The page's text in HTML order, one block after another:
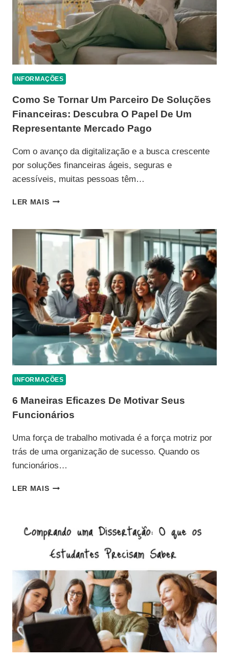
INFORMAÇÕES
Como Se Tornar Um Parceiro De Soluções
Financeiras: Descubra O Papel De Um
Representante Mercado Pago
Com o avanço da digitalização e a busca crescente
por soluções financeiras ágeis, seguras e
acessíveis, muitas pessoas têm…
LER MAISCOMO
UM
PARCEIRO
FINANCEIRAS:
DESCUBRA
O
PAPEL
DE
UM
REPRESENTANTE
MERCADO
PAGO
INFORMAÇÕES
6 Maneiras Eficazes De Motivar Seus
Funcionários
Uma força de trabalho motivada é a força motriz por
trás de uma organização de sucesso. Quando os
funcionários…
LER MAIS6
MOTIVAR
FUNCIONÁRIOS